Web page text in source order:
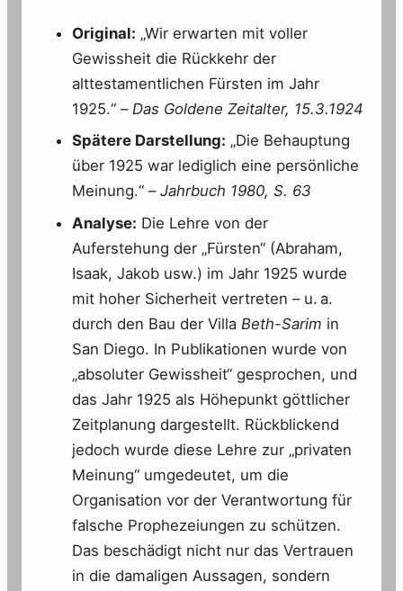
Original: „Wir erwarten mit voller
Gewissheit die Rückkehr der
alttestamentlichen Fürsten im Jahr
1925.“ – Das Goldene Zeitalter, 15.3.1924
Spätere Darstellung: „Die Behauptung
über 1925 war lediglich eine persönliche
Meinung.“ – Jahrbuch 1980, S. 63
Analyse: Die Lehre von der
Auferstehung der „Fürsten“ (Abraham,
Isaak, Jakob usw.) im Jahr 1925 wurde
mit hoher Sicherheit vertreten – u. a.
durch den Bau der Villa Beth-Sarim in
San Diego. In Publikationen wurde von
„absoluter Gewissheit“ gesprochen, und
das Jahr 1925 als Höhepunkt göttlicher
Zeitplanung dargestellt. Rückblickend
jedoch wurde diese Lehre zur „privaten
Meinung“ umgedeutet, um die
Organisation vor der Verantwortung für
falsche Prophezeiungen zu schützen.
Das beschädigt nicht nur das Vertrauen
in die damaligen Aussagen, sondern